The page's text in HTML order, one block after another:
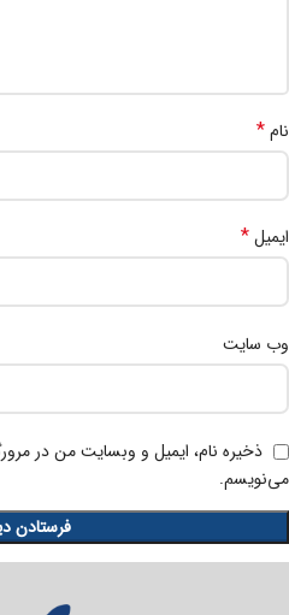
نام*
ایمیل*
وب‌ سایت
ذخیره نام، ایمیل و وبسایت من در
می‌نویسم.